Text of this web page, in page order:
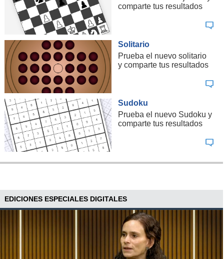
comparte tus resultados
Solitario
Prueba el nuevo solitario
y comparte tus resultados
Sudoku
Prueba el nuevo Sudoku y
comparte tus resultados
EDICIONES ESPECIALES DIGITALES